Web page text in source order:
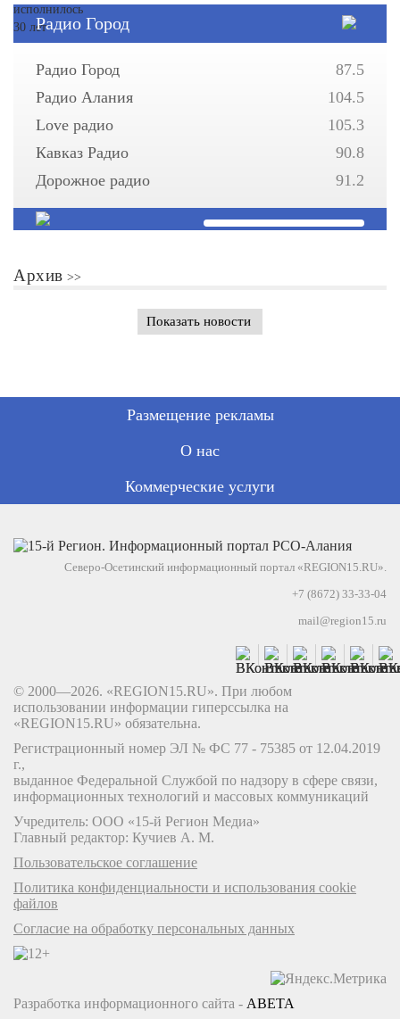
Радио Город
Радио Город
87.5
Радио Алания
104.5
Love радио
105.3
Кавказ Радио
90.8
Дорожное радио
91.2
Архив
Показать новости
Размещение рекламы
О нас
Коммерческие услуги
Северо-Осетинский информационный портал «REGION15.RU».
+7 (8672) 33-33-04
mail@region15.ru
© 2000—2026. «REGION15.RU». При любом
использовании информации гиперссылка на
«REGION15.RU» обязательна.
Регистрационный номер ЭЛ № ФС 77 - 75385 от 12.04.2019
г.,
выданное Федеральной Службой по надзору в сфере связи,
информационных технологий и массовых коммуникаций
Учредитель: ООО «15-й Регион Медиа»
Главный редактор: Кучиев А. М.
Пользовательское соглашение
Политика конфиденциальности и использования cookie
файлов
Согласие на обработку персональных данных
Разработка информационного сайта - ABETA